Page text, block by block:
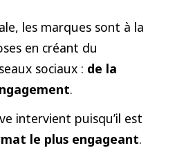
les marques sont à la
en créant du
sociaux : de la
.
intervient puisqu’il est
le plus engageant.